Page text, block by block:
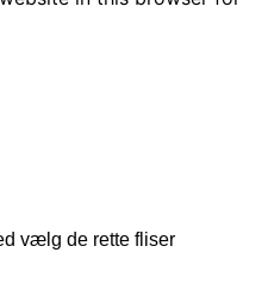
vælg de rette fliser